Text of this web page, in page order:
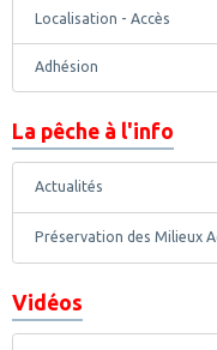
Localisation - Accès
Adhésion
La pêche à l'info
Actualités
Préservation des Milieux
Vidéos